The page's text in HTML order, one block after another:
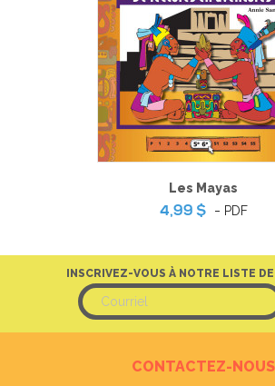
Les Mayas
4,99 $
- PDF
INSCRIVEZ-VOUS À NOTRE LISTE
CONTACTEZ-NOUS